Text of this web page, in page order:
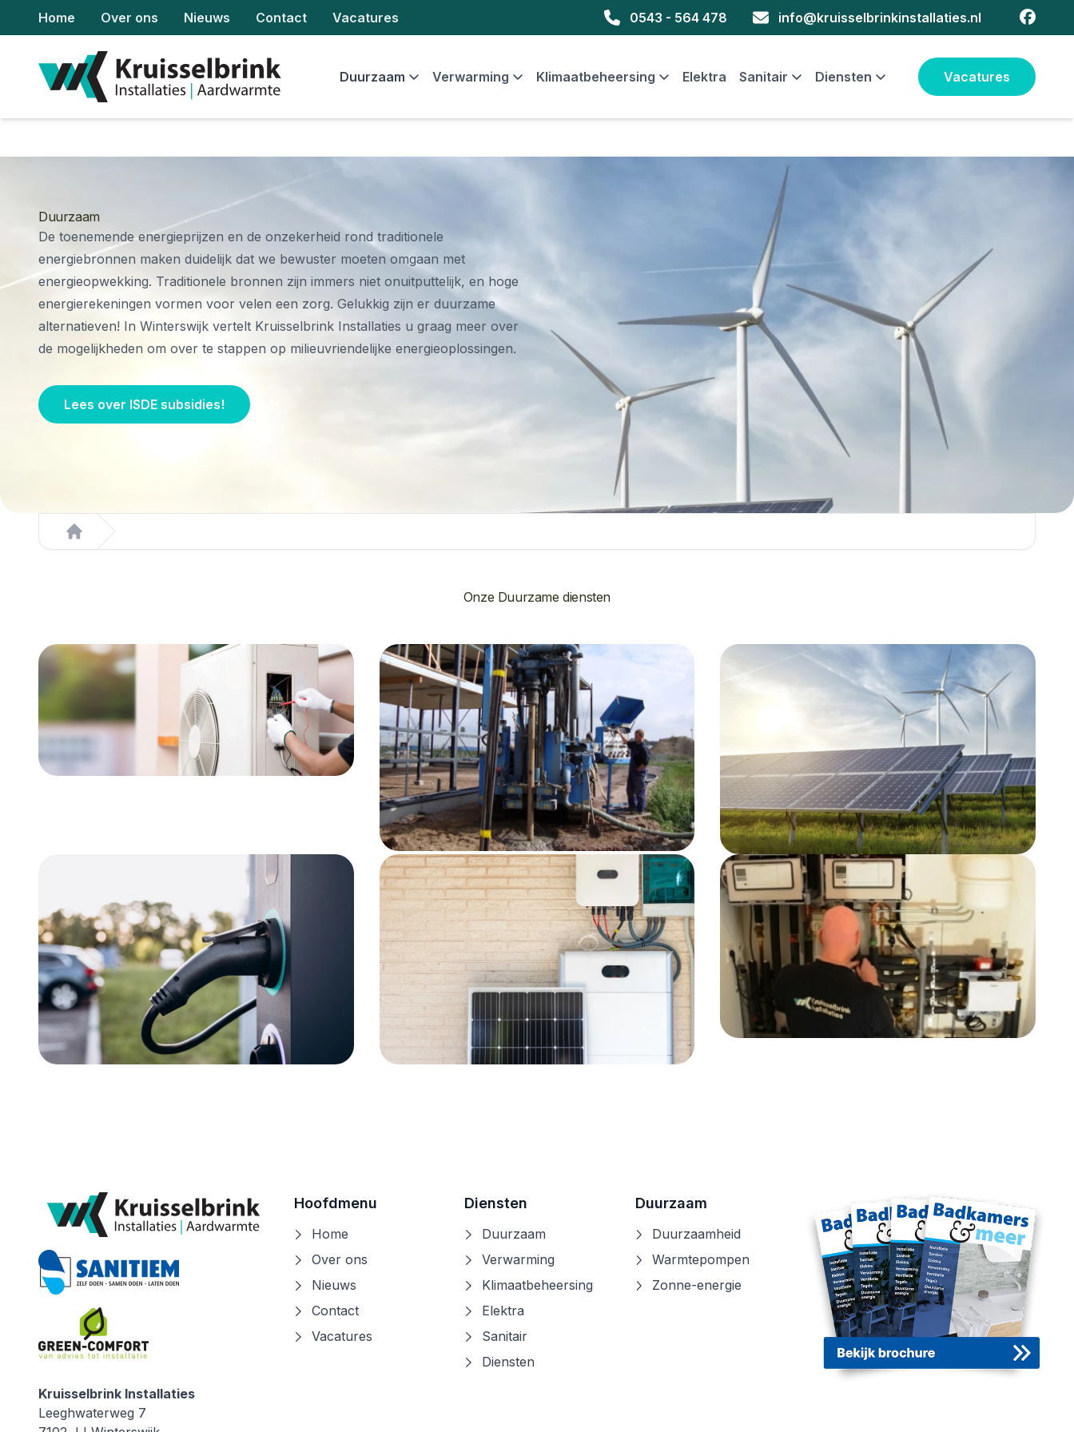
Home Over ons Nieuws Contact Vacatures 0543 - 564 478 info@kruisselbrinkinstallaties.nl
Duurzaam Verwarming Klimaatbeheersing Elektra Sanitair Diensten Vacatures
Duurzaam
De toenemende energieprijzen en de onzekerheid rond traditionele
energiebronnen maken duidelijk dat we bewuster moeten omgaan met
energieopwekking. Traditionele bronnen zijn immers niet onuitputtelijk, en hoge
energierekeningen vormen voor velen een zorg. Gelukkig zijn er duurzame
alternatieven! In Winterswijk vertelt Kruisselbrink Installaties u graag meer over
de mogelijkheden om over te stappen op milieuvriendelijke energieoplossingen.
Lees over ISDE subsidies!
Home
Onze Duurzame diensten
Aardwarmte
Lees verder
Zonnepanelen
Lees verder
Lees verder
Kruisselbrink Installaties
Kruisselbrink Installaties
Leeghwaterweg 7
Hoofdmenu
Home
Over ons
Nieuws
Contact
Vacatures
Diensten
Duurzaam
Verwarming
Klimaatbeheersing
Elektra
Sanitair
Diensten
Duurzaam
Duurzaamheid
Warmtepompen
Zonne-energie